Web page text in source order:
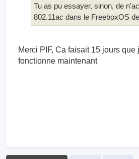
Tu as pu essayer, sinon, de
802.11ac dans le FreeboxOS
Merci PIF, Ca faisait 15 jours que
fonctionne maintenant